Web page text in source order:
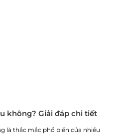
không? Giải đáp chi tiết
là thắc mắc phổ biến của nhiều